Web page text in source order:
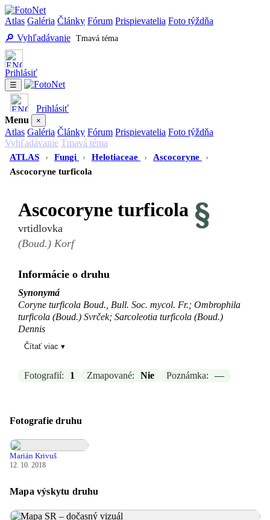
Atlas Galéria Články Fórum Prispievatelia Foto týždňa
🔎 Vyhľadávanie Tmavá téma
Prihlásiť
☰
Prihlásiť
Menu
×
Atlas Galéria Články Fórum Prispievatelia Foto týždňa
Vyhľadávanie Tmavá téma
ATLAS
› Fungi › Helotiaceae › Ascocoryne
›
Ascocoryne turficola
Ascocoryne turficola
vrtidlovka
(Boud.) Korf
Informácie o druhu
Synonymá
Coryne turficola Boud., Bull. Soc. mycol. Fr.; Ombrophila
turficola (Boud.) Svrček; Sarcoleotia turficola (Boud.)
Dennis
Zdroj:-
Aktualizované: —, 04.03.2026 21:08
Čítať viac ▾
Fotografií: 1 Zmapované: Nie Poznámka: —
Fotografie druhu
Marián Krivuš
12. 10. 2018
Mapa výskytu druhu